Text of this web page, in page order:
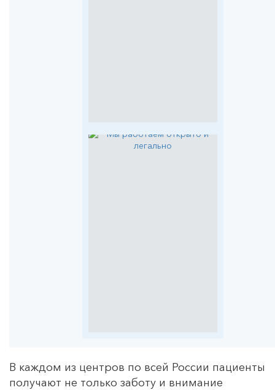
В каждом из центров по всей России пациенты
получают не только заботу и внимание